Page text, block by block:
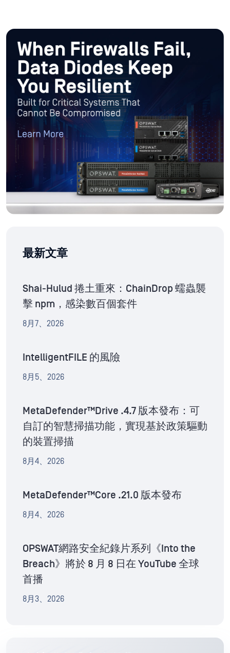
最新文章
Shai-Hulud 捲土重來：ChainDrop 蠕蟲襲
擊 npm，感染數百個套件
8月7、2026
IntelligentFILE 的風險
8月5、2026
MetaDefender™Drive .4.7 版本發布：可
自訂的智慧掃描功能，實現基於政策驅動
的裝置掃描
8月4、2026
MetaDefender™Core .21.0 版本發布
8月4、2026
OPSWAT網路安全紀錄片系列《Into the
Breach》將於 8 月 8 日在 YouTube 全球
首播
8月3、2026